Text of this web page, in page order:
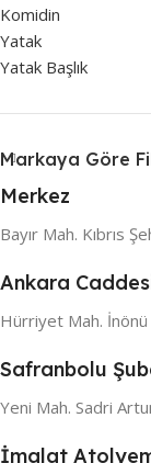
Komidin
Yatak
Yatak Başlık
Markaya Göre
Merkez
Bayır Mah. Kıbrıs
Ankara
Hürriyet Mah. İnönü
Safranbolu
Yeni Mah. Sadri
İmalat